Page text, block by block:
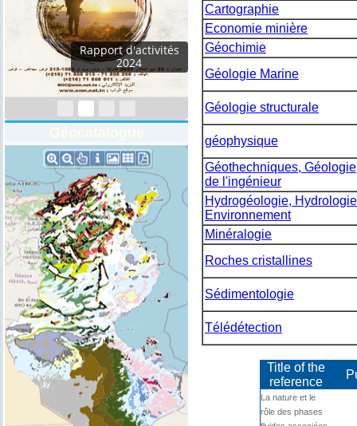
Rapport d'activités
2024
Cartographie
Economie minière
Géochimie
Géologie Marine
Géologie structurale
géophysique
Géothechniques, Géologie
de l'ingénieur
Hydrogéologie,
Environnement
Minéralogie
Roches cristallines
Sédimentologie
Télédétection
Title of the
reference
La nature et le
rôle des phases